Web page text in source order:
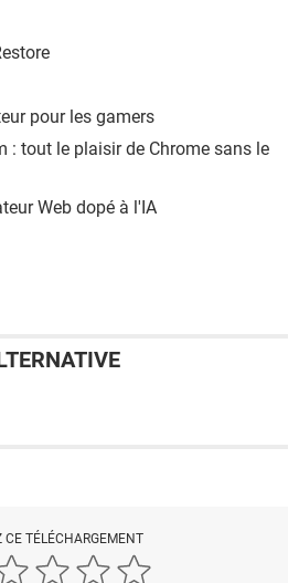
pour les gamers
: tout le plaisir de Chrome sans le
Web dopé à l'IA
CE TÉLÉCHARGEMENT